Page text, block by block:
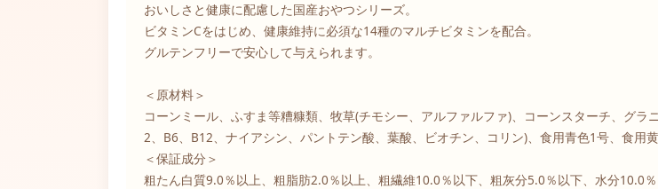
おいしさと健康に配慮した国産おやつシリーズ。
ビタミンCをはじめ、健康維持に必須な14種のマルチビタミンを配合。
グルテンフリーで安心して与えられます。
＜原材料＞
コーンミール、ふすま等糟糠類、牧草(チモシー、アルファルファ)、コーンスターチ、グ
2、B6、B12、ナイアシン、パントテン酸、葉酸、ビオチン、コリン)、食用青色1号、食用
＜保証成分＞
粗たん白質9.0％以上、粗脂肪2.0％以上、粗繊維10.0％以下、粗灰分5.0％以下、水分10.0